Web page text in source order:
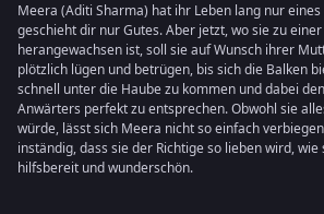
Meera (Aditi Sharma) hat ihr Leben lang nur
geschieht dir nur Gutes. Aber jetzt, wo sie zu
herangewachsen ist, soll sie auf Wunsch ihrer
plötzlich lügen und betrügen, bis sich die Balken
schnell unter die Haube zu kommen und dabei
Anwärters perfekt zu entsprechen. Obwohl sie
würde, lässt sich Meera nicht so einfach
inständig, dass sie der Richtige so lieben wird,
hilfsbereit und wunderschön.